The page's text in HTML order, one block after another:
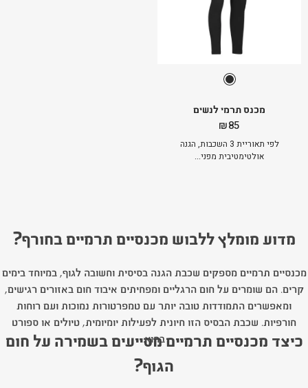
מכנס תרמי לנשים
₪85
לפי תאוריית 3 השכבות, הגנה
אולטימטיבית מפני...
מדוע מומלץ ללבוש מכנסיים תרמיים בחורף?
מכנסיים תרמיים מספקים שכבת הגנה בסיסית וחשובה לגוף, במיוחד בימים
קרים. הם שומרים על חום הרגליים ומפחיתים איבוד חום באזורים רגישים,
ומאפשרים התמודדות טובה יותר עם טמפרטורות נמוכות ועם רוחות
חורפיות. שכבת הבסיס הזו חיונית לפעילות יומיומית, טיולים או ספורט
בחוץ.
כיצד מכנסיים תרמיים מסייעים בשמירה על חום
הגוף?